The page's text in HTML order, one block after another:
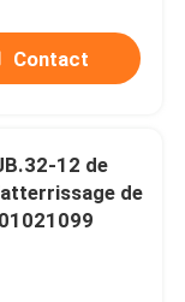
Contact
12 de
de